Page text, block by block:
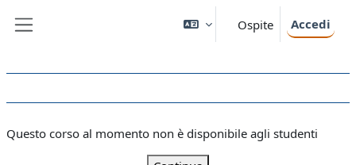
Ospite Accedi
Questo corso al momento non è disponibile agli studenti